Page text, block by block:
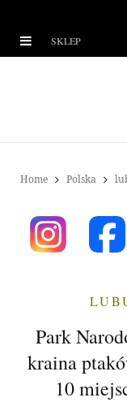
SKLEP
Home Polska
Park
kraina
10